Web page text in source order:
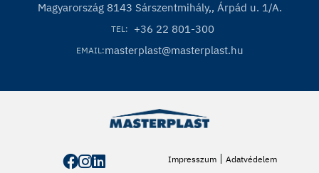
Magyarország 8143 Sárszentmihály,, Árpád u. 1/A.
TEL: +36 22 801-300
EMAIL:masterplast@masterplast.hu
Impresszum | Adatvédelem